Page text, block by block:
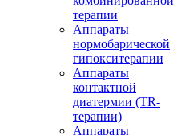
терапии
Аппараты
нормобарической
гипокситерапии
Аппараты
контактной
диатермии (TR-
терапии)
Аппараты